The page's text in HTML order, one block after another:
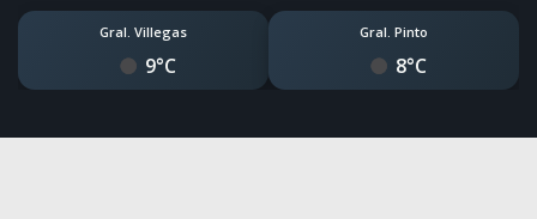
Gral. Villegas
9°C
Gral. Pinto
8°C